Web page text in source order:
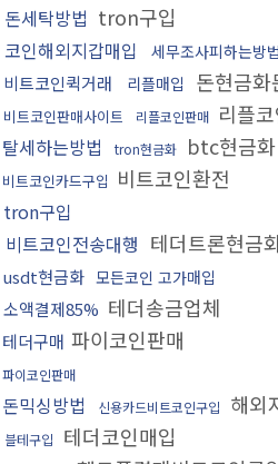
돈세탁방법 tron구입
코인해외지갑매입 세무조사피하는방법
비트코인퀵거래 리플매입 돈현금화
비트코인판매사이트 리플코인판매 리플
탈세하는방법
tron현금화 btc현금화
비트코인카드구입 비트코인환전
tron구입
비트코인전송대행 테더트론현금
usdt현금화 모든코인 고가매입
소액결제85% 테더송금업체
테더구매 파이코인판매
파이코인판매
돈믹싱방법 신용카드비트코인구입 해외
블테구입 테더코인매입